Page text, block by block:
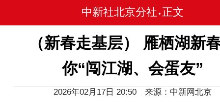
中新社北京分社 • 正文
（新春走基层） 雁栖湖新
你“闯江湖、会蛋友”
2026年02月17日 20:50 来源：中新网北京